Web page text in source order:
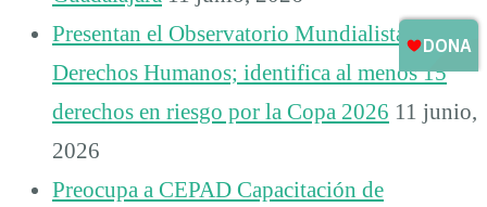
Presentan el Observatorio Mundialista de
Derechos Humanos; identifica al menos 15
derechos en riesgo por la Copa 2026 11 junio,
2026
Preocupa a CEPAD Capacitación de